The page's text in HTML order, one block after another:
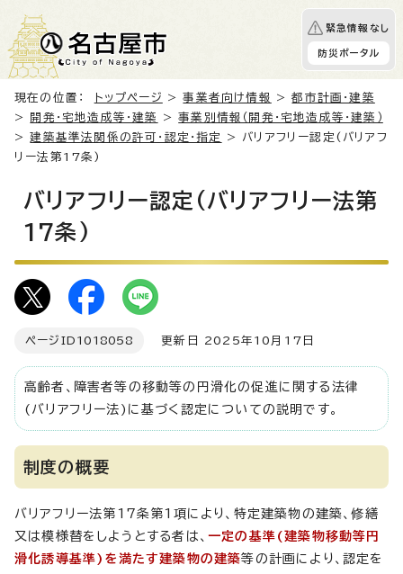
緊急情報なし
防災ポータル
現在の位置： トップページ >事業者向け情報 >都市計画・建築
>
開発・宅地造成等・建築 >事業別情報（開発・宅地造成等・建築）
>建築基準法関係の許可・認定・指定
> バリアフリー認定(バリアフ
リー法第17条)
バリアフリー認定(バリアフリー法第
17条)
ページID 1018058 更新日 2025年10月17日
高齢者、障害者等の移動等の円滑化の促進に関する法律
(バリアフリー法)に基づく認定についての説明です。
制度の概要
バリアフリー法第17条第1項により、特定建築物の建築、修繕
又は模様替をしようとする者は、 一定の基準(建築物移動等円
滑化誘導基準)を満たす建築物の建築等の計画により、認定を